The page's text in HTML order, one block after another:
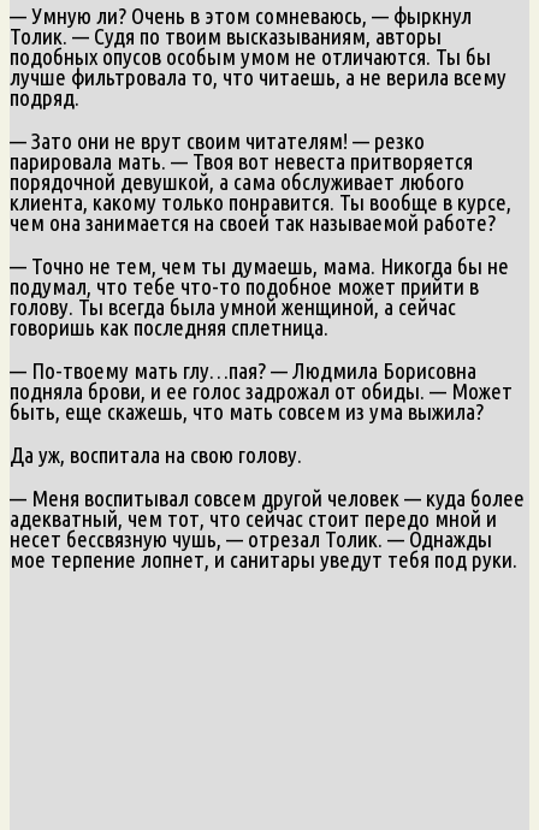
— Умную ли? Очень в этом сомневаюсь, — фыркнул
Толик. — Судя по твоим высказываниям, авторы
подобных опусов особым умом не отличаются. Ты бы
лучше фильтровала то, что читаешь, а не верила всему
подряд.
— Зато они не врут своим читателям! — резко
парировала мать. — Твоя вот невеста притворяется
порядочной девушкой, а сама обслуживает любого
клиента, какому только понравится. Ты вообще в курсе,
чем она занимается на своей так называемой работе?
— Точно не тем, чем ты думаешь, мама. Никогда бы не
подумал, что тебе что-то подобное может прийти в
голову. Ты всегда была умной женщиной, а сейчас
говоришь как последняя сплетница.
— По-твоему мать глу…пая? — Людмила Борисовна
подняла брови, и ее голос задрожал от обиды. — Может
быть, еще скажешь, что мать совсем из ума выжила?
Да уж, воспитала на свою голову.
— Меня воспитывал совсем другой человек — куда более
адекватный, чем тот, что сейчас стоит передо мной и
несет бессвязную чушь, — отрезал Толик. — Однажды
мое терпение лопнет, и санитары уведут тебя под руки.